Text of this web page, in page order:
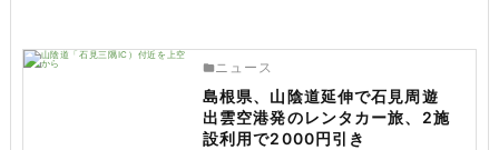
ニュース
島根県、山陰道延伸で石見周遊
出雲空港発のレンタカー旅、2施
設利用で2000円引き